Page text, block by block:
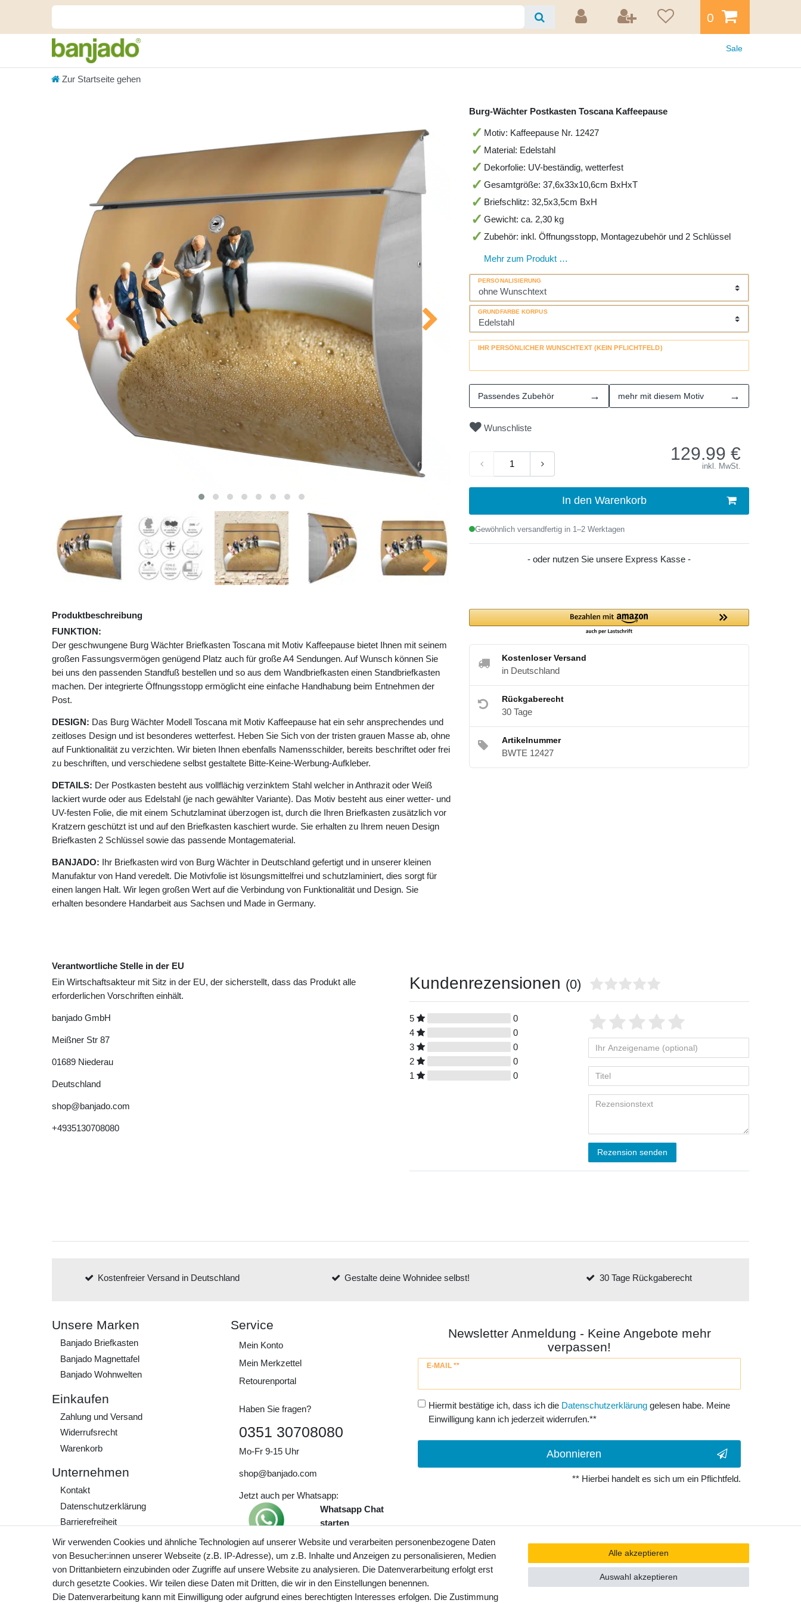
0
Sale
Zur Startseite gehen
Produktbeschreibung
FUNKTION:
Der geschwungene Burg Wächter Briefkasten Toscana mit Motiv Kaffeepause bietet Ihnen mit seinem
großen Fassungsvermögen genügend Platz auch für große A4 Sendungen. Auf Wunsch können Sie
bei uns den passenden Standfuß bestellen und so aus dem Wandbriefkasten einen Standbriefkasten
machen. Der integrierte Öffnungsstopp ermöglicht eine einfache Handhabung beim Entnehmen der
Post.
DESIGN: Das Burg Wächter Modell Toscana mit Motiv Kaffeepause hat ein sehr ansprechendes und
zeitloses Design und ist besonderes wetterfest. Heben Sie Sich von der tristen grauen Masse ab, ohne
auf Funktionalität zu verzichten. Wir bieten Ihnen ebenfalls Namensschilder, bereits beschriftet oder frei
zu beschriften, und verschiedene selbst gestaltete Bitte-Keine-Werbung-Aufkleber.
DETAILS: Der Postkasten besteht aus vollflächig verzinktem Stahl welcher in Anthrazit oder Weiß
lackiert wurde oder aus Edelstahl (je nach gewählter Variante). Das Motiv besteht aus einer wetter- und
UV-festen Folie, die mit einem Schutzlaminat überzogen ist, durch die Ihren Briefkasten zusätzlich vor
Kratzern geschützt ist und auf den Briefkasten kaschiert wurde. Sie erhalten zu Ihrem neuen Design
Briefkasten 2 Schlüssel sowie das passende Montagematerial.
BANJADO: Ihr Briefkasten wird von Burg Wächter in Deutschland gefertigt und in unserer kleinen
Manufaktur von Hand veredelt. Die Motivfolie ist lösungsmittelfrei und schutzlaminiert, dies sorgt für
einen langen Halt. Wir legen großen Wert auf die Verbindung von Funktionalität und Design. Sie
erhalten besondere Handarbeit aus Sachsen und Made in Germany.
Burg-Wächter Postkasten Toscana Kaffeepause
Motiv: Kaffeepause Nr. 12427
Material: Edelstahl
Dekorfolie: UV-beständig, wetterfest
Gesamtgröße: 37,6x33x10,6cm BxHxT
Briefschlitz: 32,5x3,5cm BxH
Gewicht: ca. 2,30 kg
Zubehör: inkl. Öffnungsstopp, Montagezubehör und 2 Schlüssel
Mehr zum Produkt …
PERSONALISIERUNG
GRUNDFARBE KORPUS
IHR PERSÖNLICHER WUNSCHTEXT (KEIN PFLICHTFELD)
Passendes Zubehör → mehr mit diesem Motiv →
Wunschliste
129.99 €
inkl. MwSt.
In den Warenkorb
Gewöhnlich versandfertig in 1–2 Werktagen
- oder nutzen Sie unsere Express Kasse -
Kostenloser Versand
in Deutschland
Rückgaberecht
30 Tage
Artikelnummer
BWTE 12427
Verantwortliche Stelle in der EU
Ein Wirtschaftsakteur mit Sitz in der EU, der sicherstellt, dass das Produkt alle
erforderlichen Vorschriften einhält.
banjado GmbH
Meißner Str 87
01689 Niederau
Deutschland
shop@banjado.com
+4935130708080
Kundenrezensionen (0)
5
0
4
0
3
0
2
0
1
0
Rezension senden
Kostenfreier Versand in Deutschland Gestalte deine Wohnidee selbst! 30 Tage Rückgaberecht
Unsere Marken
Banjado Briefkasten
Banjado Magnettafel
Banjado Wohnwelten
Einkaufen
Zahlung und Versand
Widerrufs­recht
Warenkorb
Unternehmen
Kontakt
Daten­schutz­erklärung
Barrierefreiheit
AGB
Impressum
Werde Teil unserer
Community
Service
Mein Konto
Mein Merkzettel
Retourenportal
Haben Sie fragen?
0351 30708080
Mo-Fr 9-15 Uhr
shop@banjado.com
Jetzt auch per Whatsapp:
Whatsapp Chat
starten
Preisangaben inkl. gesetzl. MwSt. und
zzgl. Service- und Versandkosten
Newsletter Anmeldung - Keine Angebote mehr
verpassen!
E-MAIL **
Newsletter
Hiermit bestätige ich, dass ich die Daten­schutz­erklärunggelesen habe. Meine
Einwilligung kann ich jederzeit widerrufen.**
Abonnieren
** Hierbei handelt es sich um ein Pflichtfeld.
Wir verwenden Cookies und ähnliche Technologien auf unserer Website und verarbeiten personenbezogene Daten
von Besucher:innen unserer Webseite (z.B. IP-Adresse), um z.B. Inhalte und Anzeigen zu personalisieren, Medien
von Drittanbietern einzubinden oder Zugriffe auf unsere Website zu analysieren. Die Datenverarbeitung erfolgt erst
durch gesetzte Cookies. Wir teilen diese Daten mit Dritten, die wir in den Einstellungen benennen.
Die Datenverarbeitung kann mit Einwilligung oder aufgrund eines berechtigten Interesses erfolgen. Die Zustimmung
Alle akzeptieren
Auswahl akzeptieren